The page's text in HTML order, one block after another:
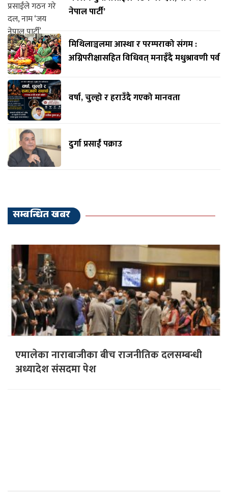
नेपाल पार्टी’
मिथिलाञ्चलमा आस्था र परम्पराको संगम :
अग्निपरीक्षासहित विधिवत् मनाइँदै मधुश्रावणी पर्व
वर्षा, चुल्हो र हराउँदै गएको मानवता
दुर्गा प्रसाईं पक्राउ
सम्बन्धित खबर
एमालेका नाराबाजीका बीच राजनीतिक दलसम्बन्धी
अध्यादेश संसदमा पेश